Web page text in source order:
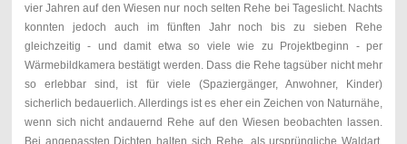
vier Jahren auf den Wiesen nur noch selten Rehe bei Tageslicht. Nachts
konnten jedoch auch im fünften Jahr noch bis zu sieben Rehe
gleichzeitig - und damit etwa so viele wie zu Projektbeginn - per
Wärmebildkamera bestätigt werden. Dass die Rehe tagsüber nicht mehr
so erlebbar sind, ist für viele (Spaziergänger, Anwohner, Kinder)
sicherlich bedauerlich. Allerdings ist es eher ein Zeichen von Naturnähe,
wenn sich nicht andauernd Rehe auf den Wiesen beobachten lassen.
Bei angepassten Dichten halten sich Rehe, als ursprüngliche Waldart,